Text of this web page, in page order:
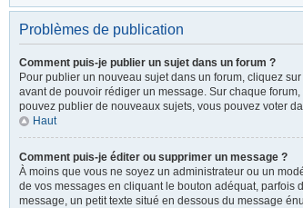
Problèmes de publication
Comment puis-je publier un sujet dans un forum ?
Pour publier un nouveau sujet dans un forum, cliquez
avant de pouvoir rédiger un message. Sur chaque
pouvez publier de nouveaux sujets, vous pouvez voter
Haut
Comment puis-je éditer ou supprimer un message ?
À moins que vous ne soyez un administrateur ou un
de vos messages en cliquant le bouton adéquat, parfois
message, un petit texte situé en dessous du message